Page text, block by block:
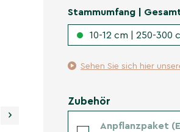
›
Stammumfang |
10-12 cm | 250-300
Sehen Sie sich hier
Zubehör
Anpflanzpaket